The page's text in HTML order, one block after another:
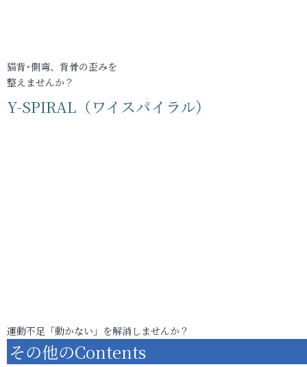
猫背･側弯、背骨の歪みを
整えませんか？
Y-SPIRAL（ワイスパイラル）
運動不足「動かない」を解消しませんか？
その他のContents